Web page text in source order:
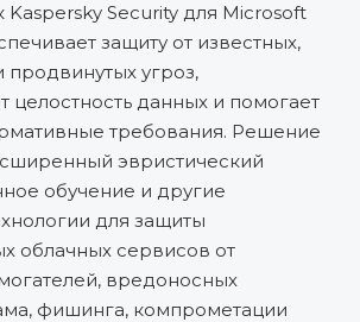
Kaspersky Security для Microsoft
защиту от известных,
продвинутых угроз,
целостность данных и помогает
требования. Решение
эвристический
обучение и другие
для защиты
облачных сервисов от
вредоносных
фишинга, компрометации